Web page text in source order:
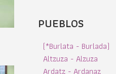
PUEBLOS
(*Burlata - Burlada)
Altzuza - Alzuza
Ardatz - Ardanaz